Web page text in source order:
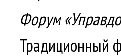
Форум
Традиционный